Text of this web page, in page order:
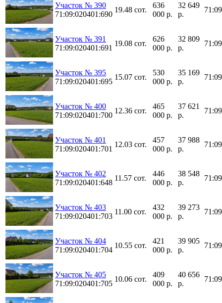
Участок № 390
71:09:020401:690
19.48 сот.
636
000 р.
32 649
р.
Участок № 391
71:09:020401:691
19.08 сот.
626
000 р.
32 809
р.
Участок № 395
71:09:020401:695
15.07 сот.
530
000 р.
35 169
р.
Участок № 400
71:09:020401:700
12.36 сот.
465
000 р.
37 621
р.
Участок № 401
71:09:020401:701
12.03 сот.
457
000 р.
37 988
р.
Участок № 402
71:09:020401:648
11.57 сот.
446
000 р.
38 548
р.
Участок № 403
71:09:020401:703
11.00 сот.
432
000 р.
39 273
р.
Участок № 404
71:09:020401:704
10.55 сот.
421
000 р.
39 905
р.
Участок № 405
71:09:020401:705
10.06 сот.
409
000 р.
40 656
р.